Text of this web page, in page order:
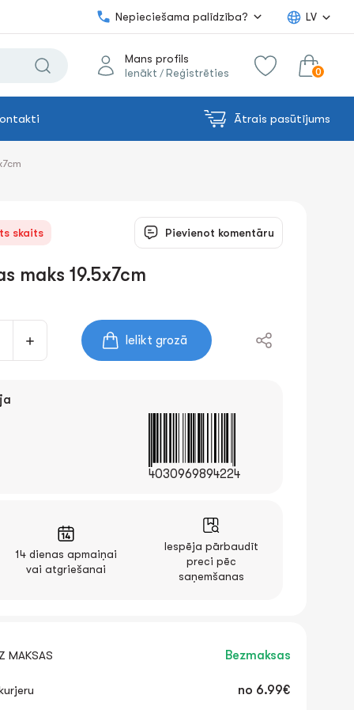
Nepieciešama palīdzība? LV
Mans profils
Ienākt / Reģistrēties 0
Ātrais pasūtījums
skaits Pievienot komentāru
maks 19.5x7cm
Ielikt grozā
4030969894224
14 dienas apmaiņai
vai atgriešanai
Iespēja pārbaudīt
preci pēc
saņemšanas
MAKSAS Bezmaksas
no 6.99€